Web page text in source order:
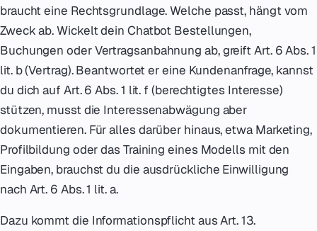
braucht eine Rechtsgrundlage. Welche passt, hängt vom
Zweck ab. Wickelt dein Chatbot Bestellungen,
Buchungen oder Vertragsanbahnung ab, greift Art. 6 Abs. 1
lit. b (Vertrag). Beantwortet er eine Kundenanfrage, kannst
du dich auf Art. 6 Abs. 1 lit. f (berechtigtes Interesse)
stützen, musst die Interessenabwägung aber
dokumentieren. Für alles darüber hinaus, etwa Marketing,
Profilbildung oder das Training eines Modells mit den
Eingaben, brauchst du die ausdrückliche Einwilligung
nach Art. 6 Abs. 1 lit. a.
Dazu kommt die Informationspflicht aus Art. 13.